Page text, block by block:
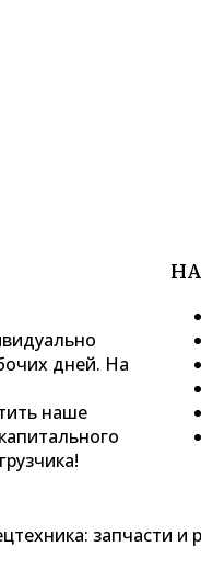
дней. На
наше
запчасти и